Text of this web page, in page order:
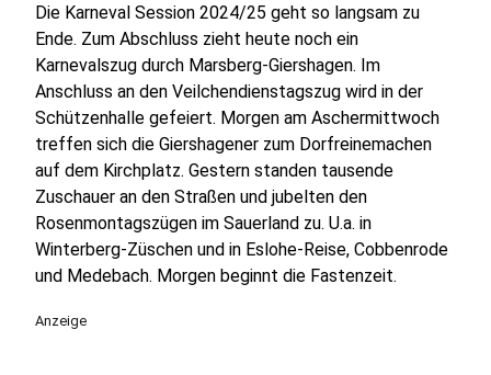
Die Karneval Session 2024/25 geht so langsam zu
Ende. Zum Abschluss zieht heute noch ein
Karnevalszug durch Marsberg-Giershagen. Im
Anschluss an den Veilchendienstagszug wird in der
Schützenhalle gefeiert. Morgen am Aschermittwoch
treffen sich die Giershagener zum Dorfreinemachen
auf dem Kirchplatz. Gestern standen tausende
Zuschauer an den Straßen und jubelten den
Rosenmontagszügen im Sauerland zu. U.a. in
Winterberg-Züschen und in Eslohe-Reise, Cobbenrode
und Medebach. Morgen beginnt die Fastenzeit.
Anzeige